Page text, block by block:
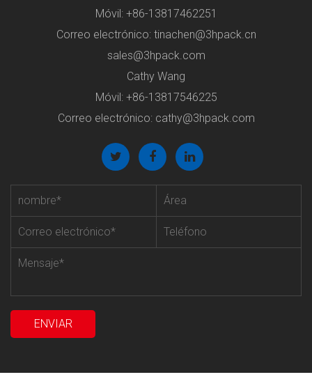
Móvil: +86-13817462251
Correo electrónico: tinachen@3hpack.cn
sales@3hpack.com
Cathy Wang
Móvil: +86-13817546225
Correo electrónico: cathy@3hpack.com